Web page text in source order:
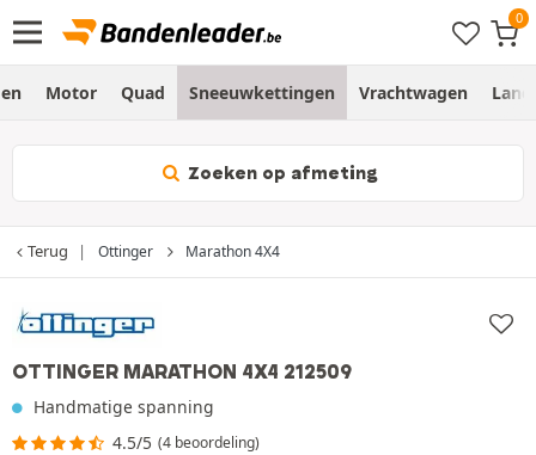
Motor Quad Sneeuwkettingen Vrachtwagen
Zoeken op afmeting
Terug Ottinger Marathon 4X4
OTTINGER MARATHON 4X4 212509
Handmatige spanning
4.5/5 (4 beoordeling)